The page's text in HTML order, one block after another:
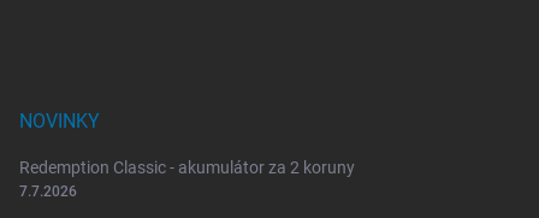
NOVINKY
Redemption Classic - akumulátor za 2 koruny
7.7.2026